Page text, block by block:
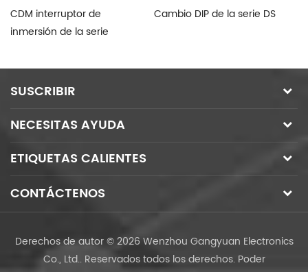
CDM interruptor de
inmersión de la serie
Cambio DIP de la serie DS
SUSCRIBIR
NECESITAS AYUDA
ETIQUETAS CALIENTES
CONTÁCTENOS
Derechos de autor © 2026 Wenzhou Gangyuan Electronics
Co., Ltd.. Reservados todos los derechos. Poder